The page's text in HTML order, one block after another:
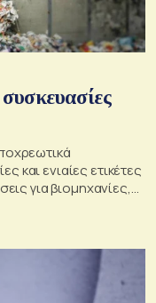
και ενιαίες ετικέτες
για βιομηχανίες,